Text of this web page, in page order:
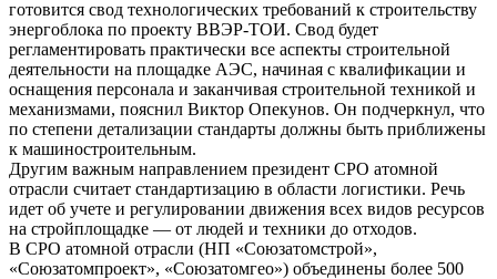
готовится свод технологических требований к строительству
энергоблока по проекту ВВЭР-ТОИ. Свод будет
регламентировать практически все аспекты строительной
деятельности на площадке АЭС, начиная с квалификации и
оснащения персонала и заканчивая строительной техникой и
механизмами, пояснил Виктор Опекунов. Он подчеркнул, что
по степени детализации стандарты должны быть приближены
к машиностроительным.
Другим важным направлением президент СРО атомной
отрасли считает стандартизацию в области логистики. Речь
идет об учете и регулировании движения всех видов ресурсов
на стройплощадке — от людей и техники до отходов.
В СРО атомной отрасли (НП «Союзатомстрой»,
«Союзатомпроект», «Союзатомгео») объединены более 500